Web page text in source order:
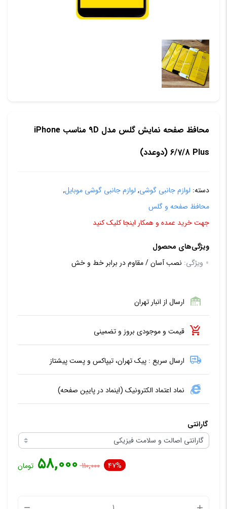
محافظ صفحه نمایش گلس مدل 9D مناسب iPhone
6/7/8 Plus (دوعدد)
دسته: لوازم جانبی گوشی, لوازم جانبی گوشی موبایل,
محافظ صفحه و گلس
جهت خرید عمده و همکار اینجا کلیک کنید
ویژگی‌های محصول
ویژگی: نصب آسان / مقاوم در برابر خط و خش
ارسال از انبار تهران
قیمت و موجودی بروز و تضمینی
ارسال سریع : پیک تهران، تیپاکس و پست پیشتاز
نماد اعتماد الکترونیک (اینماد در پایین صفحه)
گارانتی
47% ۱۱۰,۰۰۰ ۵۸,۰۰۰ تومان